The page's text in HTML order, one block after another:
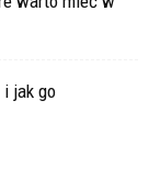
jak go